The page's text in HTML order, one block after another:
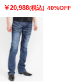
￥20,988(税込) 40%OFF